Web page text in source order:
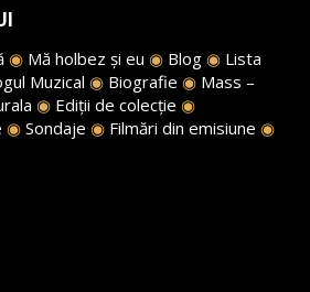
◉ Mă holbez și eu ◉ Blog ◉ Lista
Muzical ◉ Biografie ◉ Mass –
◉ Ediții de colecție ◉
◉ Sondaje ◉ Filmări din emisiune ◉